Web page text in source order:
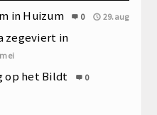
in Huizum 0 29.aug
zegeviert in
op het Bildt
0